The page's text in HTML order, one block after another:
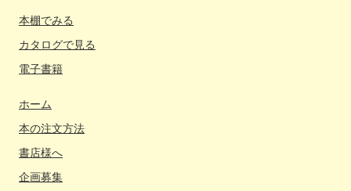
本棚でみる
カタログで見る
電子書籍
ホーム
本の注文方法
書店様へ
企画募集